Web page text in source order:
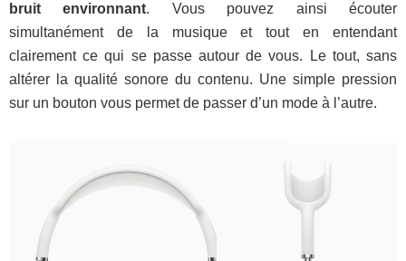
bruit environnant. Vous pouvez ainsi écouter
simultanément de la musique et tout en entendant
clairement ce qui se passe autour de vous. Le tout, sans
altérer la qualité sonore du contenu. Une simple pression
sur un bouton vous permet de passer d’un mode à l’autre.